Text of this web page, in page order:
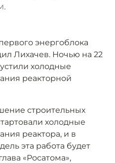
энергоблока
Лихачев. Ночью на 22
холодные
реакторной
строительных
холодные
реактора, и в
эта работа будет
«Росатома»,